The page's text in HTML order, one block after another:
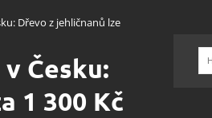
Dřevo z jehličnanů lze
Česku:
1 300 Kč